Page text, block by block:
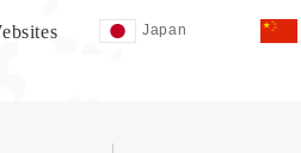
Japan